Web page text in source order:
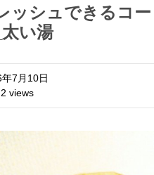
ッシュできるコ
い湯
7月10日
views